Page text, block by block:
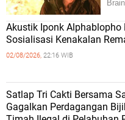
Akustik Iponk Alphablopho
Sosialisasi Kenakalan
02/08/2026, 22:16 WIB
Satlap Tri Cakti Bersama
Gagalkan Perdagangan